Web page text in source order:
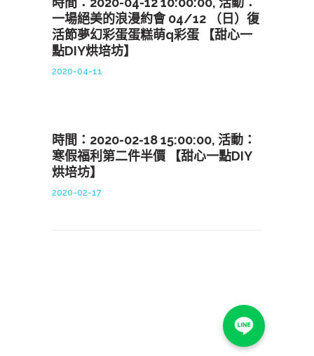
一場絕美的浪漫約會 04/12 （日）復
活節夢幻彩蛋蛋糕萌q彩蛋 【甜心一
點DIY烘培坊】
2020-04-11
時間：2020-02-18 15:00:00, 活動：
寒假福利第二件半價 【甜心一點DIY
烘培坊】
2020-02-17